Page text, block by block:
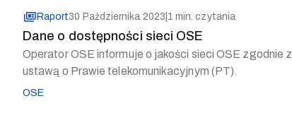
Raport30 Października 2023 1 min. czytania
Dane o dostępności sieci OSE
Operator OSE informuje o jakości sieci OSE zgodnie z
ustawą o Prawie telekomunikacyjnym (PT).
OSE